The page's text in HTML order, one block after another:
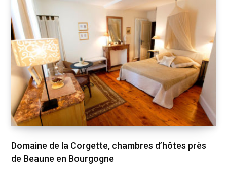
Domaine de la Corgette, chambres d’hôtes près
de Beaune en Bourgogne